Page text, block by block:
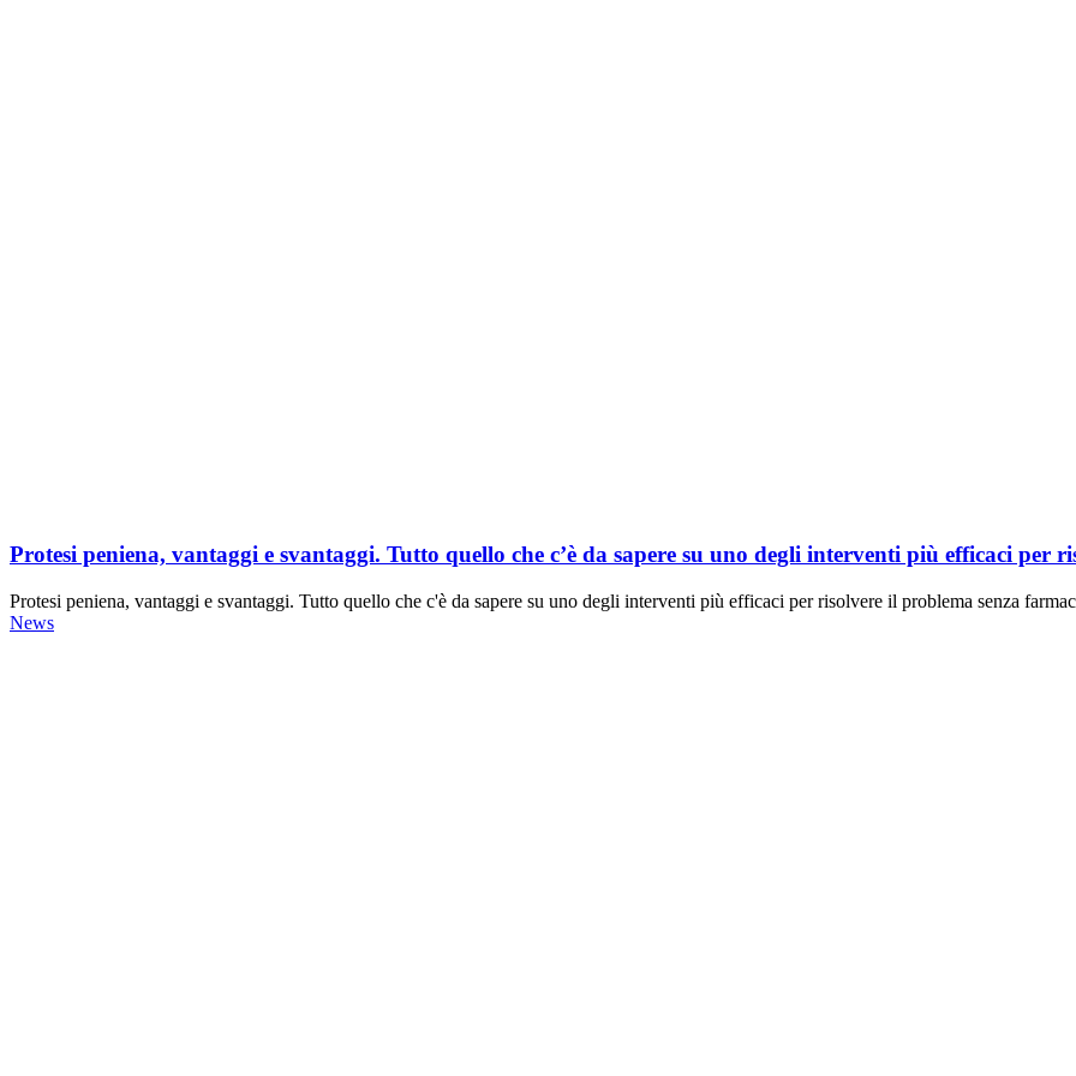
Protesi peniena, vantaggi e svantaggi. Tutto quello che c’è da sapere su uno degli interventi più efficaci per
Protesi peniena, vantaggi e svantaggi. Tutto quello che c'è da sapere su uno degli interventi più efficaci per risolvere il problema senza
News